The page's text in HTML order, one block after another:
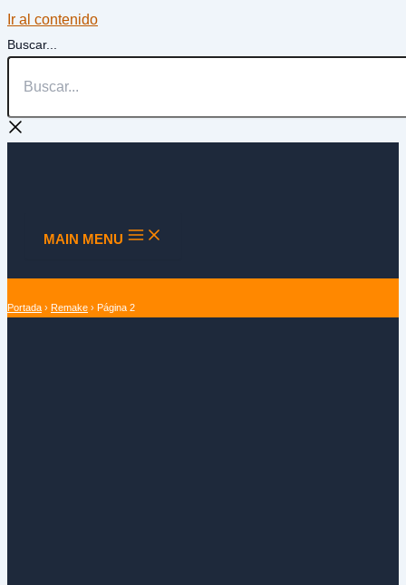
Ir al contenido
Buscar...
MAIN MENU
Portada › Remake › Página 2